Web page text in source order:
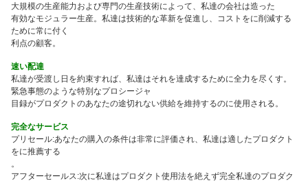
大規模の生産能力および専門の生産技術によって、私達の会社は造った
有効なモジュラー生産。私達は技術的な革新を促進し、コストをに削減する
ために常に付く
利点の顧客。
速い配達
私達が受渡し日を約束すれば、私達はそれを達成するために全力を尽くす。
緊急事態のような特別なプロシージャ
目録がプロダクトのあなたの途切れない供給を維持するのに使用される。
完全なサービス
プリセール:あなたの購入の条件は非常に評価され、私達は適したプロダクト
をに推薦する
。
アフターセールス:次に私達はプロダクト使用法を絶えず完全私達のプロダク